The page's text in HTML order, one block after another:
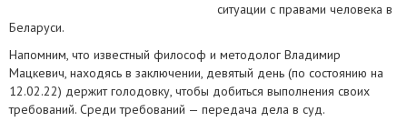
ситуации с правами человека в
Беларуси.
Напомним, что известный философ и методолог Владимир
Мацкевич, находясь в заключении, девятый день (по состоянию на
12.02.22) держит голодовку, чтобы добиться выполнения своих
требований. Среди требований — передача дела в суд.